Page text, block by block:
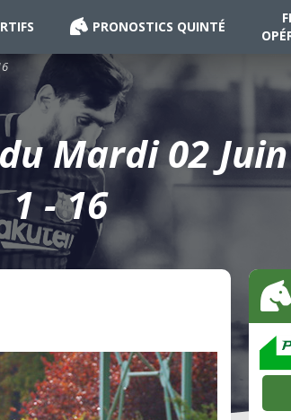
PRONOSTICS QUINTÉ
Mardi 02
1 - 16